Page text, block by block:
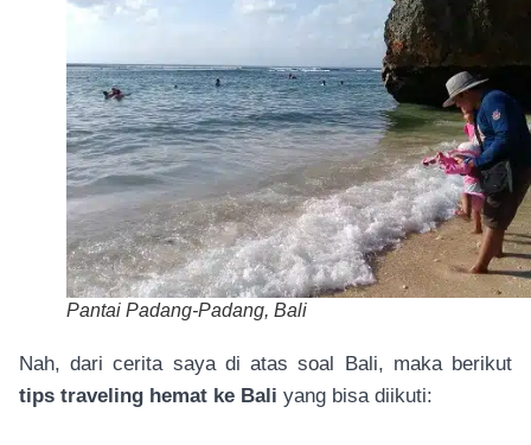
Pantai Padang-Padang, Bali
Nah, dari cerita saya di atas soal Bali, maka berikut
tips traveling hemat ke Bali yang bisa diikuti: